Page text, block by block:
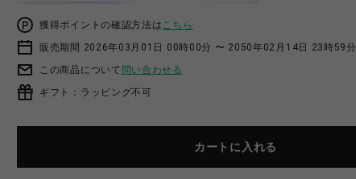
獲得ポイントの確認方法はこちら
販売期間 2026年03月01日 00時00分 〜 2050年02月14日 23時59分
この商品について 問い合わせる
ギフト：ラッピング不可
カートに入れる